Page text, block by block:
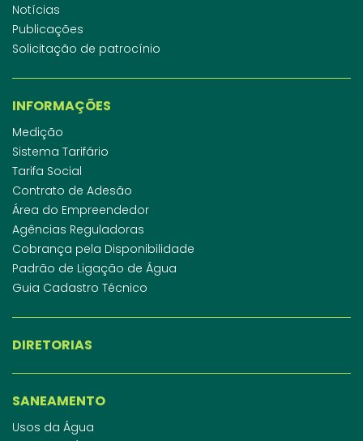
Notícias
Publicações
Solicitação de patrocínio
INFORMAÇÕES
Medição
Sistema Tarifário
Tarifa Social
Contrato de Adesão
Área do Empreendedor
Agências Reguladoras
Cobrança pela Disponibilidade
Padrão de Ligação de Água
Guia Cadastro Técnico
DIRETORIAS
SANEAMENTO
Usos da Água